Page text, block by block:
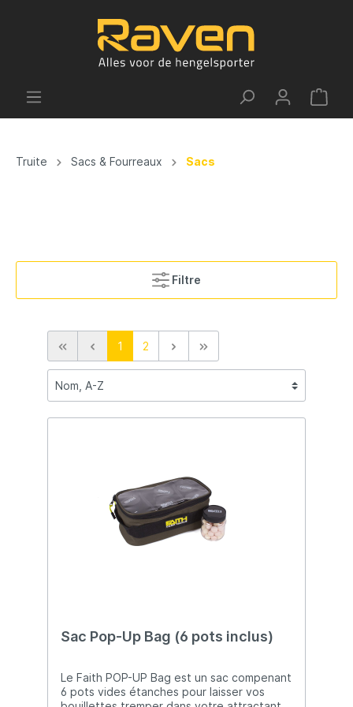
Truite Sacs & Fourreaux Sacs
Filtre
1 2
Sac Pop-Up Bag (6 pots inclus)
Le Faith POP-UP Bag est un sac compenant
6 pots vides étanches pour laisser vos